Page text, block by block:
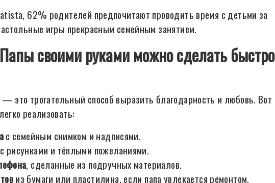
62% родителей предпочитают проводить время с детьми за
игры прекрасным семейным занятием.
своими руками можно сделать быстро
это трогательный способ выразить благодарность и любовь. Вот
реализовать:
с семейным снимком и надписями.
с рисунками и тёплыми пожеланиями.
, сделанные из подручных материалов.
из бумаги или пластилина, если папа увлекается ремонтом.